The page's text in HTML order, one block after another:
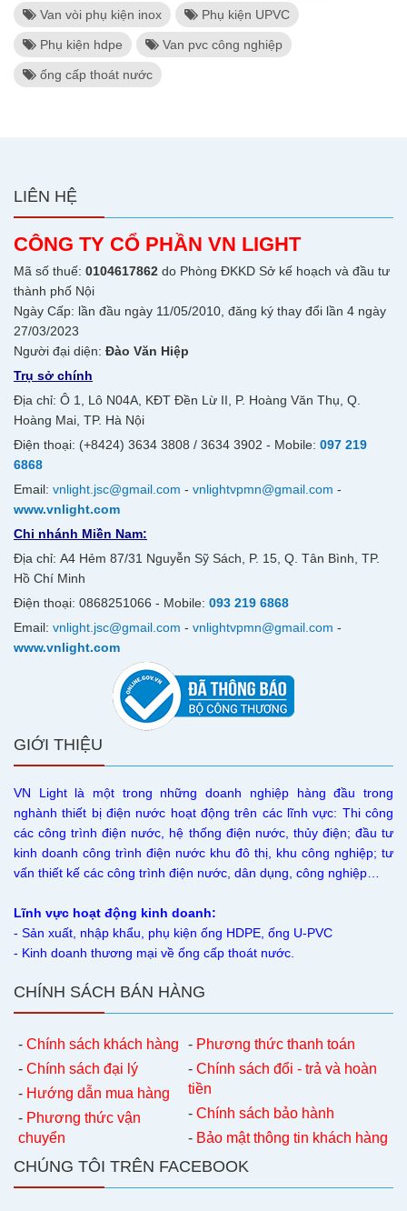
Van vòi phụ kiện inox Phụ kiện UPVC
Phụ kiện hdpe Van pvc công nghiệp
ống cấp thoát nước
LIÊN HỆ
CÔNG TY CỔ PHẦN VN LIGHT
Mã số thuế: 0104617862 do Phòng ĐKKD Sở kế hoạch và đầu tư
thành phố Nội
Ngày Cấp: lần đầu ngày 11/05/2010, đăng ký thay đổi lần 4 ngày
27/03/2023
Người đại diện: Đào Văn Hiệp
Trụ sở chính
Địa chỉ: Ô 1, Lô N04A, KĐT Đền Lừ II, P. Hoàng Văn Thụ, Q.
Hoàng Mai, TP. Hà Nội
Điện thoại: (+8424) 3634 3808 / 3634 3902 - Mobile: 097 219
6868
Email: vnlight.jsc@gmail.com - vnlightvpmn@gmail.com -
www.vnlight.com
Chi nhánh Miền Nam:
Địa chỉ: A4 Hẻm 87/31 Nguyễn Sỹ Sách, P. 15, Q. Tân Bình, TP.
Hồ Chí Minh
Điện thoại: 0868251066 - Mobile: 093 219 6868
Email: vnlight.jsc@gmail.com - vnlightvpmn@gmail.com -
www.vnlight.com
GIỚI THIỆU
VN Light là một trong những doanh nghiệp hàng đầu trong
nghành thiết bị điện nước hoạt động trên các lĩnh vực: Thi công
các công trình điện nước, hệ thống điện nước, thủy điện; đầu tư
kinh doanh công trình điện nước khu đô thị, khu công nghiệp; tư
vấn thiết kế các công trình điện nước, dân dụng, công nghiệp…
Lĩnh vực hoạt động kinh doanh:
- Sản xuất, nhập khẩu, phụ kiện ống HDPE, ống U-PVC
- Kinh doanh thương mại về ống cấp thoát nước.
CHÍNH SÁCH BÁN HÀNG
- Chính sách khách hàng
- Chính sách đại lý
- Hướng dẫn mua hàng
- Phương thức vận
chuyển
- Phương thức thanh toán
- Chính sách đổi - trả và hoàn
tiền
- Chính sách bảo hành
- Bảo mật thông tin khách hàng
CHÚNG TÔI TRÊN FACEBOOK